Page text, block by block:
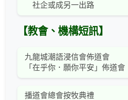
社企或成另一出路
【教會、機構短訊】
九龍城潮語浸信會佈道會
「在乎你．願你平安」佈道會
播道會總會按牧典禮